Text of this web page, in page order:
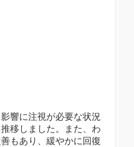
響に注視が必要な状況
移しました。また、わ
もあり、緩やかに回復